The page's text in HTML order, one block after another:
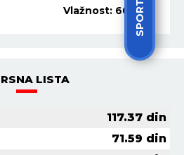
Vlažnost: 60 %
LISTA
117.37 din
71.59 din